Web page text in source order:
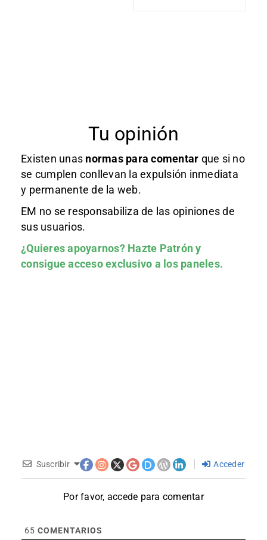
Tu opinión
Existen unas normas para comentar que si no
se cumplen conllevan la expulsión inmediata
y permanente de la web.
EM no se responsabiliza de las opiniones de
sus usuarios.
¿Quieres apoyarnos? Hazte Patróny
consigue acceso exclusivo a los paneles.
Suscribir Acceder
Por favor, accede para comentar
65 COMENTARIOS